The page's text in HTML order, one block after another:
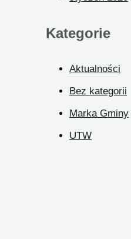
Kategorie
Aktualności
Bez kategorii
Marka Gminy
UTW